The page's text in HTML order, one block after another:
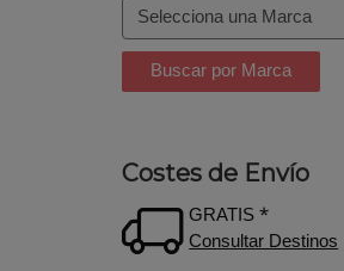
Costes de Envío
GRATIS *
Consultar Destinos